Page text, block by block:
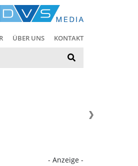
ÜBER UNS KONTAKT
- Anzeige -